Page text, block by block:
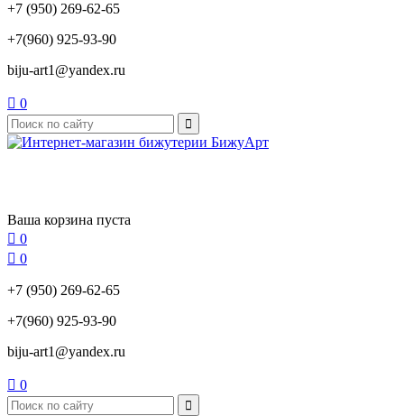
+7 (950) 269-62-65
+7(960) 925-93-90
biju-art1@yandex.ru
 0
Ваша корзина пуста
 0
 0
+7 (950) 269-62-65
+7(960) 925-93-90
biju-art1@yandex.ru
 0